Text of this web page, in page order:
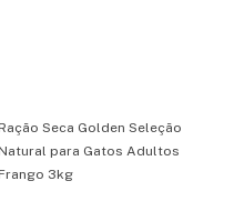
Seca Golden Seleção
para Gatos Adultos
3kg